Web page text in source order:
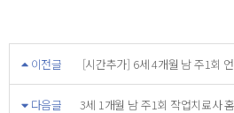
이전글 [시간추가] 6세 4개월 남 주1회
다음글 3세 1개월 남 주1회 작업치료사